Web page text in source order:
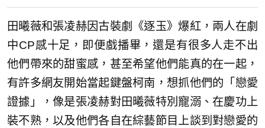
田曦薇和張凌赫因古裝劇《逐玉》爆紅，兩人在劇
中CP感十足，即便戲播畢，還是有很多人走不出
他們帶來的甜蜜感，甚至希望他們能真的在一起，
有許多網友開始當起鍵盤柯南，想抓他們的「戀愛
證據」，像是張凌赫對田曦薇特別寵溺、在慶功上
裝不熟，以及他們各自在綜藝節目上談到對戀愛的